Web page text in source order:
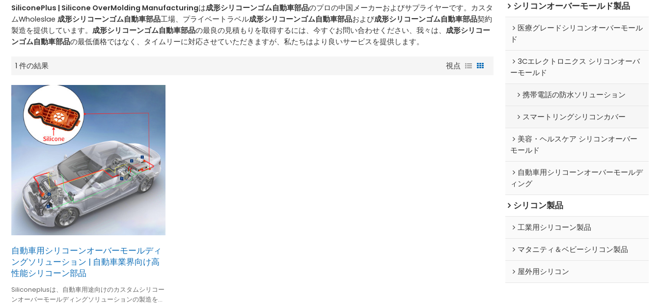
SiliconePlus | Silicone OverMolding Manufacturingは成形シリコーンゴム自動車部品のプロの中国メーカーおよびサプライヤーです。カスタ
ムWholeslae 成形シリコーンゴム自動車部品工場、プライベートラベル成形シリコーンゴム自動車部品および成形シリコーンゴム自動車部品契約
製造を提供しています。 成形シリコーンゴム自動車部品の最良の見積もりを取得するには、今すぐお問い合わせください、我々は、 成形シリコー
ンゴム自動車部品の最低価格ではなく、タイムリーに対応させていただきますが、私たちはより良いサービスを提供します。
1 件の結果 視点
自動車用シリコーンオーバーモールディ
ングソリューション | 自動車業界向け高
性能シリコーン部品
Siliconeplusは、自動車用途向けのカスタムシリコー
ンオーバーモールディングソリューションの製造を専
シリコンオーバーモールド製品
医療グレードシリコンオーバーモール
ド
3Cエレクトロニクス シリコンオーバ
ーモールド
携帯電話の防水ソリューション
スマートリングシリコンカバー
美容・ヘルスケア シリコンオーバー
モールド
自動車用シリコーンオーバーモールデ
ィング
シリコン製品
工業用シリコーン製品
マタニティ＆ベビーシリコン製品
屋外用シリコン